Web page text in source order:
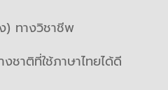
ทางวิชาชีพ
ชาติที่ใช้ภาษาไทยได้ดี